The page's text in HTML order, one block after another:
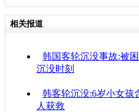
相关报道
韩国客轮沉没事故:被
沉没时刻
韩客轮沉没:6岁小女孩
人获救